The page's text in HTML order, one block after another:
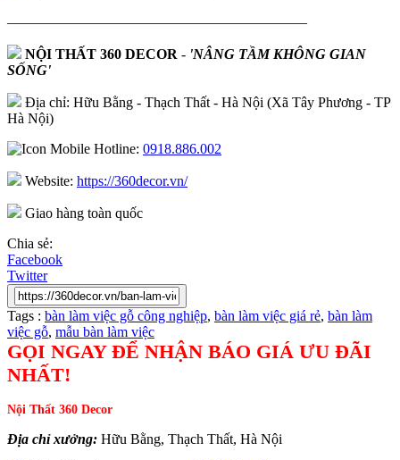
—————————————————————
NỘI THẤT 360 DECOR - 'NÂNG TẦM KHÔNG GIAN
SỐNG'
Địa chỉ: Hữu Bằng - Thạch Thất - Hà Nội (Xã Tây Phương - TP
Hà Nội)
Hotline: 0918.886.002
Website: https://360decor.vn/
Giao hàng toàn quốc
Chia sẻ:
Facebook
Twitter
Tags : bàn làm việc gỗ công nghiệp, bàn làm việc giá rẻ, bàn làm
việc gỗ, mẫu bàn làm việc
GỌI NGAY ĐỂ NHẬN BÁO GIÁ ƯU ĐÃI
NHẤT!
Nội Thất 360 Decor
Địa chỉ xưởng: Hữu Bằng, Thạch Thất, Hà Nội